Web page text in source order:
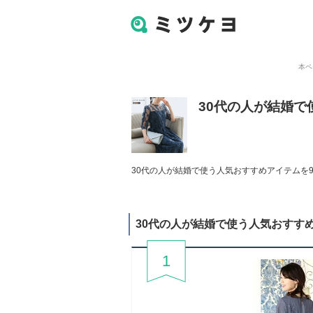
本
30代の人が結婚で
30代の人が結婚で使う人気おすすめアイテム
30代の人が結婚で使う人気おすす
1